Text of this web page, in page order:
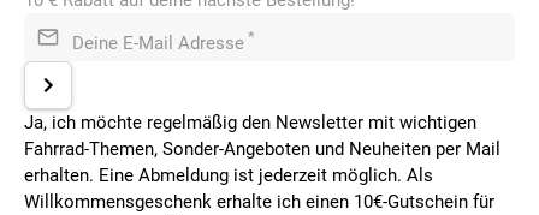
Deine E-Mail Adresse *
Ja, ich möchte regelmäßig den Newsletter mit wichtigen
Fahrrad-Themen, Sonder-Angeboten und Neuheiten per Mail
erhalten. Eine Abmeldung ist jederzeit möglich. Als
Willkommensgeschenk erhalte ich einen 10€-Gutschein für